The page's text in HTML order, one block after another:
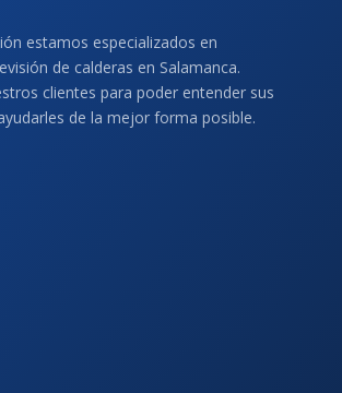
estamos especializados en
de calderas en Salamanca.
clientes para poder entender sus
de la mejor forma posible.